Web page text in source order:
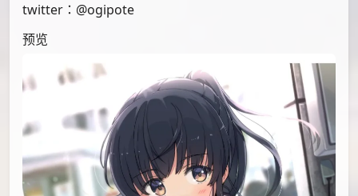
twitter：@ogipote
预览